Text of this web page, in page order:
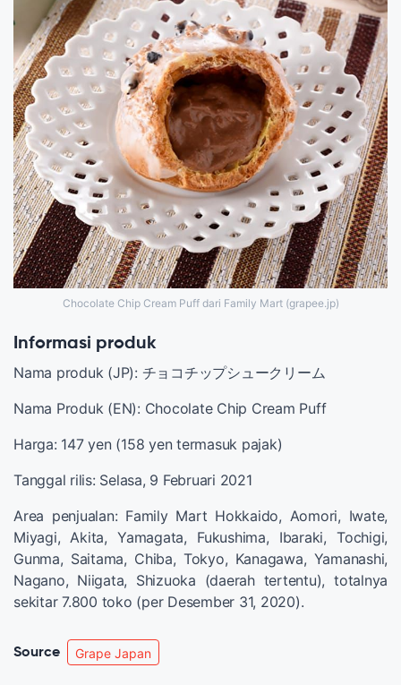
Chocolate Chip Cream Puff dari Family Mart (grapee.jp)
Informasi produk
Nama produk (JP): チョコチップシュークリーム
Nama Produk (EN): Chocolate Chip Cream Puff
Harga: 147 yen (158 yen termasuk pajak)
Tanggal rilis: Selasa, 9 Februari 2021
Area penjualan: Family Mart Hokkaido, Aomori, Iwate,
Miyagi, Akita, Yamagata, Fukushima, Ibaraki, Tochigi,
Gunma, Saitama, Chiba, Tokyo, Kanagawa, Yamanashi,
Nagano, Niigata, Shizuoka (daerah tertentu), totalnya
sekitar 7.800 toko (per Desember 31, 2020).
Source Grape Japan